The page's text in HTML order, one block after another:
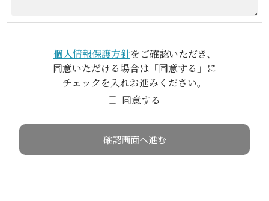
個人情報保護方針をご確認いただき、
同意いただける場合は「同意する」に
チェックを入れお進みください。
同意する